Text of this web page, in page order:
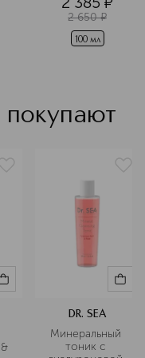
2 650 ¤
100 мл
DR. SEA
Минеральный
тоник с